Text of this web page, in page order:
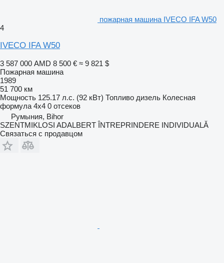
пожарная машина IVECO IFA W50
4
IVECO IFA W50
3 587 000 AMD 8 500 € ≈ 9 821 $
Пожарная машина
1989
51 700 км
Мощность 125.17 л.с. (92 кВт) Топливо дизель Колесная
формула 4x4 0 отсеков
Румыния, Bihor
SZENTMIKLOSI ADALBERT ÎNTREPRINDERE INDIVIDUALĂ
Связаться с продавцом